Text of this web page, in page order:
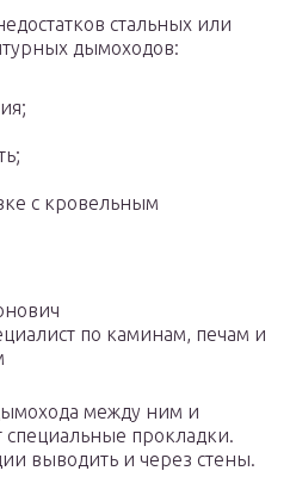
стальных или
дымоходов:
с кровельным
по каминам, печам и
между ним и
специальные прокладки.
выводить и через стены.